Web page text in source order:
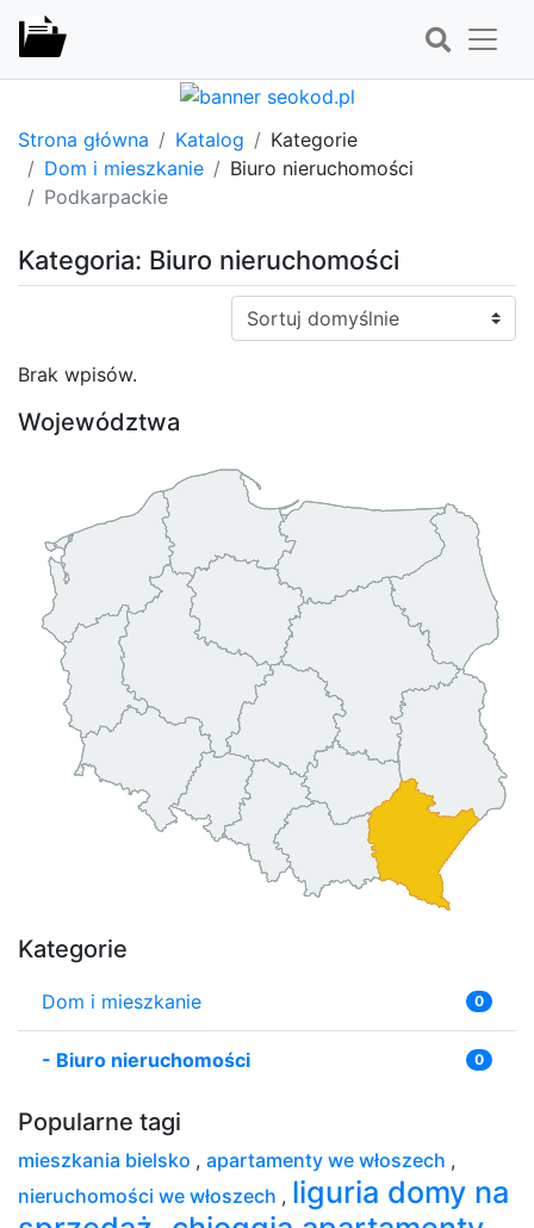
Strona główna Katalog
Kategorie
Dom i mieszkanie
Biuro nieruchomości
Podkarpackie
Kategoria: Biuro nieruchomości
Sortuj:
Brak wpisów.
Województwa
Kategorie
Dom i mieszkanie 0
- Biuro nieruchomości 0
Popularne tagi
mieszkania bielsko , apartamenty we włoszech ,
nieruchomości we włoszech , liguria domy na